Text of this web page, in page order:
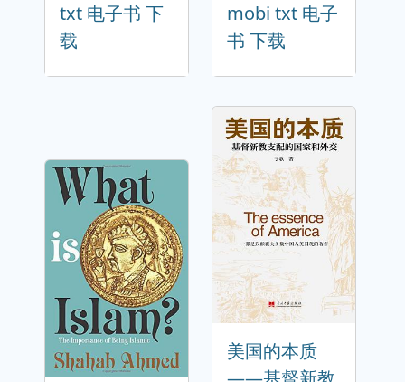
txt 电子书 下
载
mobi txt 电子
书 下载
美国的本质